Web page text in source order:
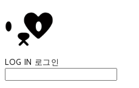
LOG IN 로그인